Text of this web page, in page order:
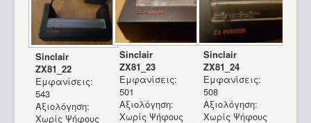
Sinclair
ZX81_22
Εμφανίσεις:
543
Αξιολόγηση:
Χωρίς Ψήφους
Sinclair
ZX81_23
Εμφανίσεις:
501
Αξιολόγηση:
Χωρίς Ψήφους
Sinclair
ZX81_24
Εμφανίσεις:
508
Αξιολόγηση:
Χωρίς Ψήφους